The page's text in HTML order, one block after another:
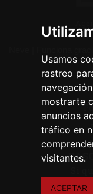
Usamos
rastreo
mostrarte
anuncios
tráfico en
visitantes.
ACEPTAR